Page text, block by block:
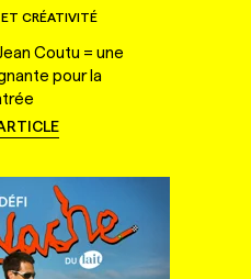
CRÉATIVITÉ
Coutu = une
pour la